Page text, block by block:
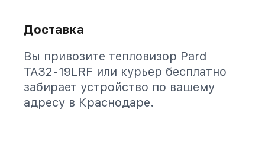
Доставка
Вы привозите тепловизор Pard
TA32-19LRF или курьер бесплатно
забирает устройство по вашему
адресу в Краснодаре.